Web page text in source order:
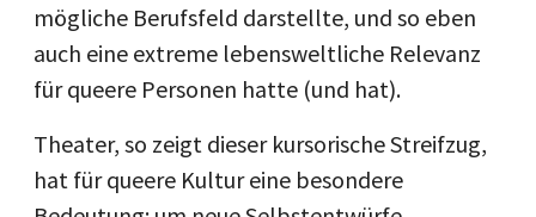
mögliche Berufsfeld darstellte, und so eben
auch eine extreme lebensweltliche Relevanz
für queere Personen hatte (und hat).
Theater, so zeigt dieser kursorische Streifzug,
hat für queere Kultur eine besondere